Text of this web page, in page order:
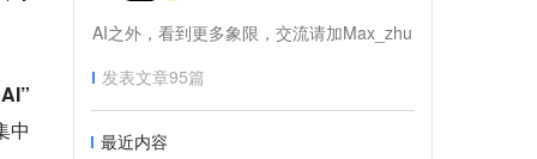
中
AI之外，看到更多象限，交流请加Max_zhu
发表文章95篇
最近内容